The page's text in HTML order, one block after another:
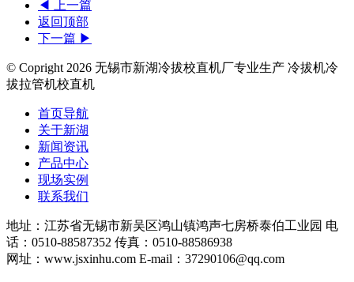
◀ 上一篇
返回顶部
下一篇 ▶
© Copright 2026 无锡市新湖冷拔校直机厂专业生产 冷拔机冷
拔拉管机校直机
首页导航
关于新湖
新闻资讯
产品中心
现场实例
联系我们
地址：江苏省无锡市新吴区鸿山镇鸿声七房桥泰伯工业园 电
话：0510-88587352 传真：0510-88586938
网址：www.jsxinhu.com E-mail：37290106@qq.com